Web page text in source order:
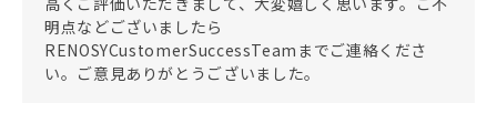
明点などございましたら
RENOSYCustomerSuccessTeamまでご連絡くださ
い。ご意見ありがとうございました。